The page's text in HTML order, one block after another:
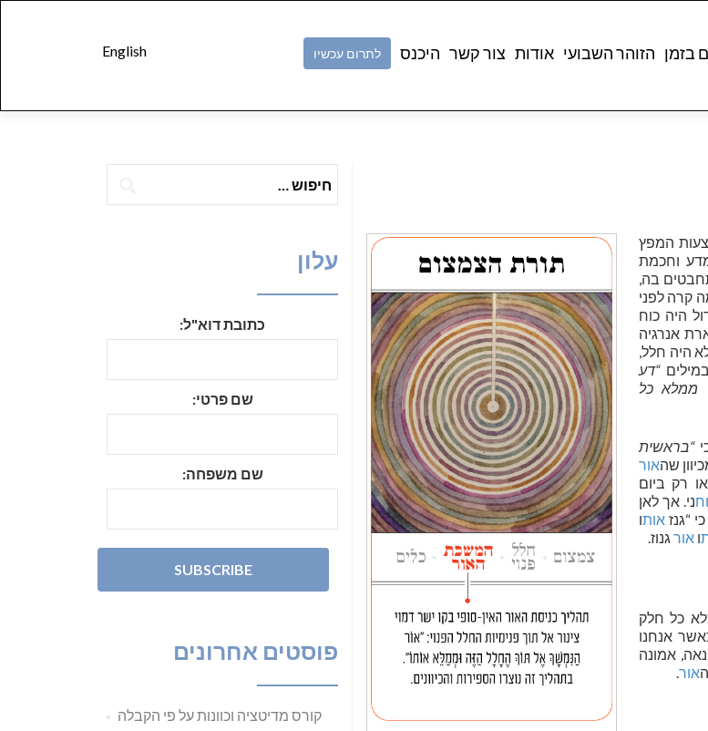
English בזמן הזוהר השבועי אודות צור קשר היכנס לתרום עכשיו
באמצעות המפץ
וחכמת
בה,
קרה לפני
היה כוח
אנרגיה
היה חלל,
“דע
ממלא כל
“בראשית
שהאור
רק ביום
ני. אך לאן
“גנז אותו
ו אור גנוז.
כל חלק
אנחנו
אמונה
אור.
עלון
כתובת דוא"ל:
שם פרטי:
שם משפחה:
פוסטים אחרונים
קורס מדיטציה וכוונות על פי הקבלה